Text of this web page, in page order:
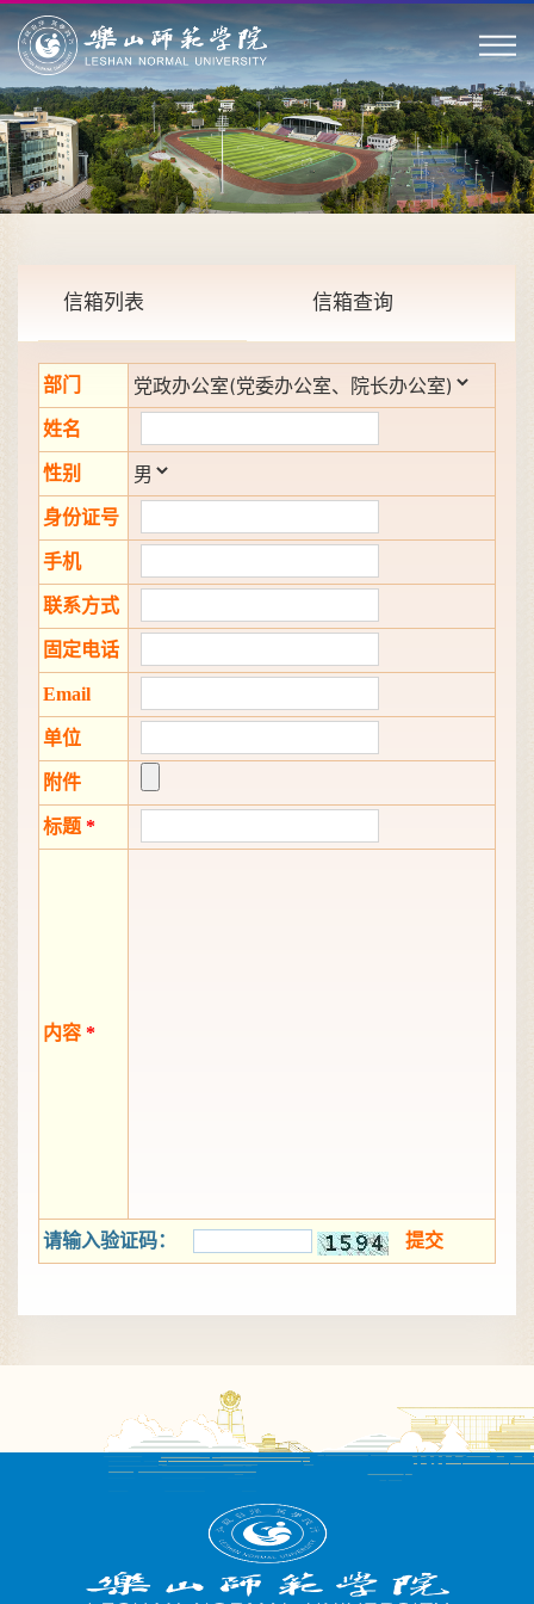
信箱列表 信箱查询
部门
姓名
性别
身份证号
手机
联系方式
固定电话
Email
单位
附件
标题 *
内容 *
请输入验证码：